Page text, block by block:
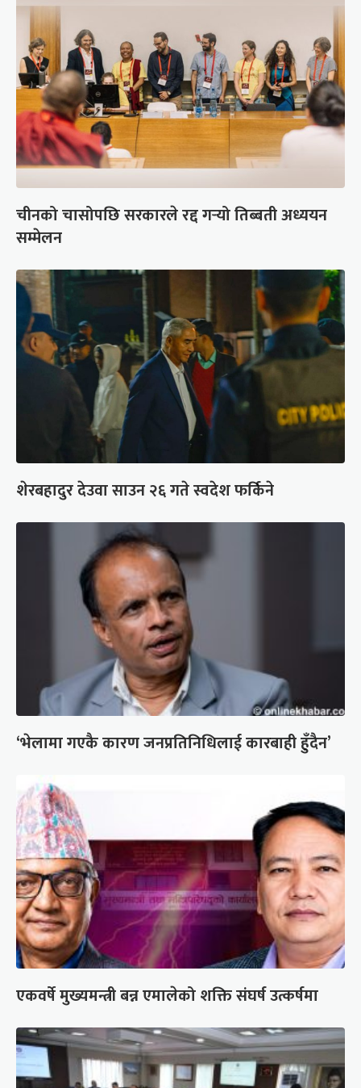
चीनको चासोपछि सरकारले रद्द गर्‍यो तिब्बती अध्ययन
सम्मेलन
शेरबहादुर देउवा साउन २६ गते स्वदेश फर्किने
‘भेलामा गएकै कारण जनप्रतिनिधिलाई कारबाही हुँदैन’
एकवर्षे मुख्यमन्त्री बन्न एमालेको शक्ति संघर्ष उत्कर्षमा